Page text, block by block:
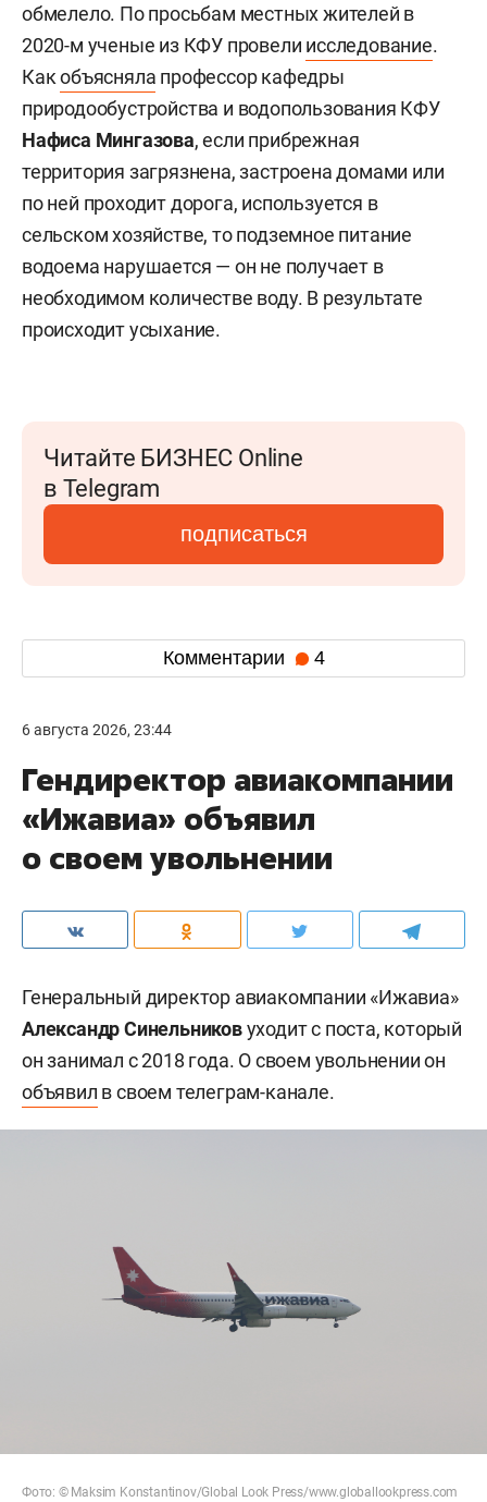
обмелело. По просьбам местных жителей в
2020-м ученые из КФУ провели исследование.
Какобъясняла профессор кафедры
природообустройства и водопользования КФУ
Нафиса Мингазова, если прибрежная
территория загрязнена, застроена домами или
по ней проходит дорога, используется в
сельском хозяйстве, то подземное питание
водоема нарушается — он не получает в
необходимом количестве воду. В результате
происходит усыхание.
Читайте БИЗНЕС Online
в Telegram
подписаться
Комментарии 4
6 августа 2026, 23:44
Гендиректор авиакомпании
«Ижавиа» объявил
о своем увольнении
Генеральный директор авиакомпании «Ижавиа»
Александр Синельниковуходит с поста, который
он занимал с 2018 года. О своем увольнении он
объявил в своем телеграм-канале.
Фото: © Maksim Konstantinov/Global Look Press/www.globallookpress.com